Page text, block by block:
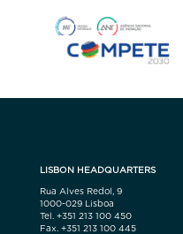
LISBON HEADQUARTERS
Rua Alves Redol, 9
1000-029 Lisboa
Tel. +351 213 100 450
Fax. +351 213 100 445